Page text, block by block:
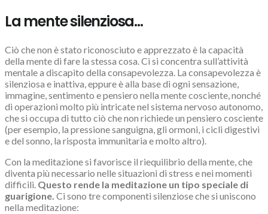
La mente silenziosa…
Ciò che non è stato riconosciuto e apprezzato è la capacità
della mente di fare la stessa cosa. Ci si concentra sull’attività
mentale a discapito della consapevolezza. La consapevolezza è
silenziosa e inattiva, eppure è alla base di ogni sensazione,
immagine, sentimento e pensiero nella mente cosciente, nonché
di operazioni molto più intricate nel sistema nervoso autonomo,
che si occupa di tutto ciò che non richiede un pensiero cosciente
(per esempio, la pressione sanguigna, gli ormoni, i cicli digestivi
e del sonno, la risposta immunitaria e molto altro).
Con la meditazione si favorisce il riequilibrio della mente, che
diventa più necessario nelle situazioni di stress e nei momenti
difficili. Questo rende la meditazione un tipo speciale di
guarigione. Ci sono tre componenti silenziose che si uniscono
nella meditazione: